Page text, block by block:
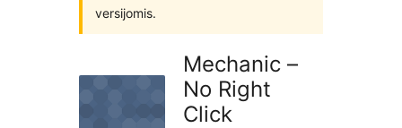
versijomis.
Mechanic –
No Right
Click